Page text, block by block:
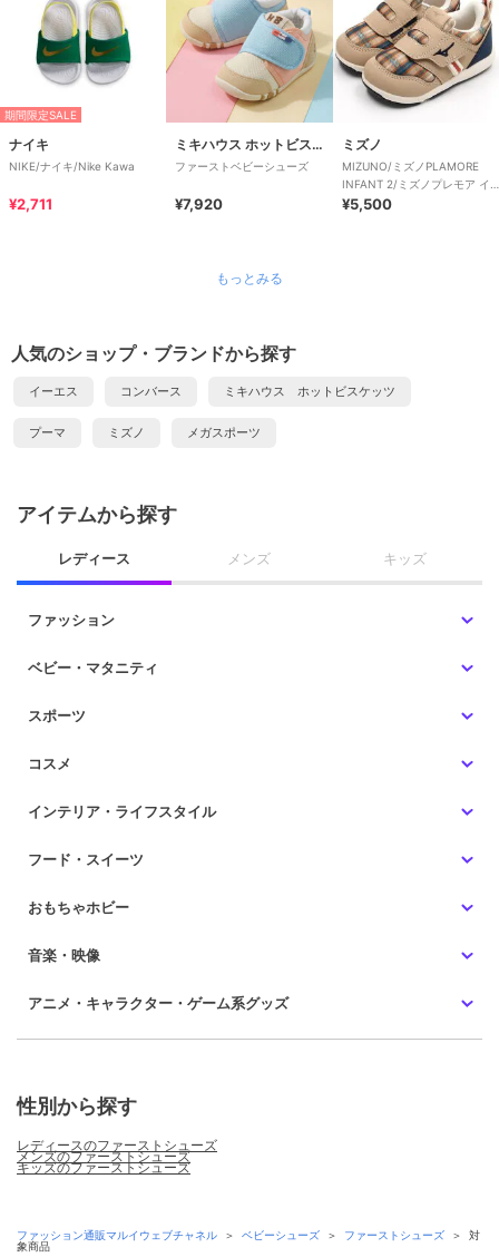
期間限定SALE
ナイキ
NIKE/ナイキ/Nike Kawa
¥2,711
ミキハウス ホットビスケッツ
ファーストベビーシューズ
¥7,920
ミズノ
MIZUNO/ミズノPLAMORE
INFANT 2/ミズノプレモア イ
ンファント2
¥5,500
もっとみる
人気のショップ・ブランドから探す
イーエス コンバース ミキハウス ホットビスケッツ
プーマ ミズノ メガスポーツ
アイテムから探す
レディース メンズ キッズ
ファッション
ベビー・マタニティ
スポーツ
コスメ
インテリア・ライフスタイル
フード・スイーツ
おもちゃホビー
音楽・映像
アニメ・キャラクター・ゲーム系グッズ
性別から探す
レディースのファーストシューズ
メンズのファーストシューズ
キッズのファーストシューズ
ファッション通販マルイウェブチャネル ＞ ベビーシューズ ＞ ファーストシューズ ＞
対
象商品